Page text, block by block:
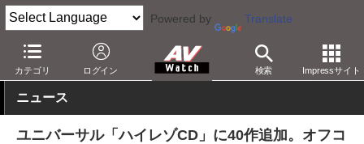
Powered by Translate
カテゴリ ログイン 検索 Impressサイト
AV Watch コンテンツ・サービス CD/SACD/アナログ
ニュース
ユニバーサル「ハイレゾCD」に40作追加。オフコ